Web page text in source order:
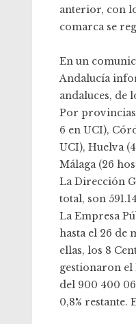
anterior, con
comarca se
En un
Andalucía
andaluces, de
Por
6 en UCI),
UCI), Huelva
Málaga (26
La Dirección
total, son
La Empresa
hasta el 26 de
ellas, los 8
gestionaron el
del 900 400
0,8% restante.